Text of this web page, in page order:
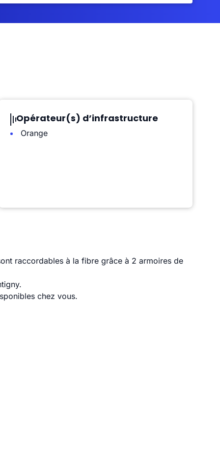
Opérateur(s) d’infrastructure
Orange
raccordables à la fibre grâce à 2 armoires de
chez vous.